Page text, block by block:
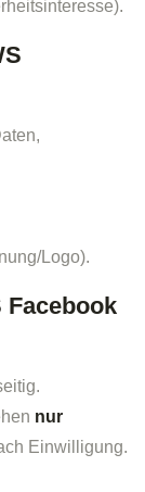
Logo).
Facebook
nur
Einwilligung.